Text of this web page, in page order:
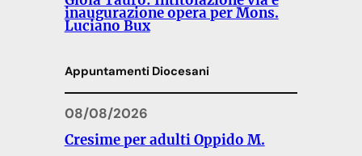
inaugurazione opera per Mons.
Luciano Bux
Appuntamenti Diocesani
08/08/2026
Cresime per adulti Oppido M.